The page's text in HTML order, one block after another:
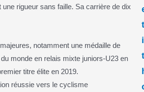
une rigueur sans faille. Sa carrière de dix
notamment une médaille de
monde en relais mixte juniors-U23 en
titre élite en 2019.
réussie vers le cyclisme